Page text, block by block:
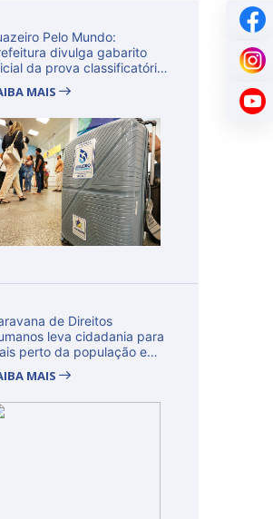
Pelo Mundo:
divulga gabarito
da prova classificatória
MAIS
de Direitos
leva cidadania para
perto da população e
MAIS